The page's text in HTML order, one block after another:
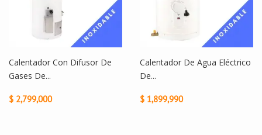
Calentador Con Difusor De
Gases De...
$ 2,799,000
Calentador De Agua Eléctrico
De...
$ 1,899,990